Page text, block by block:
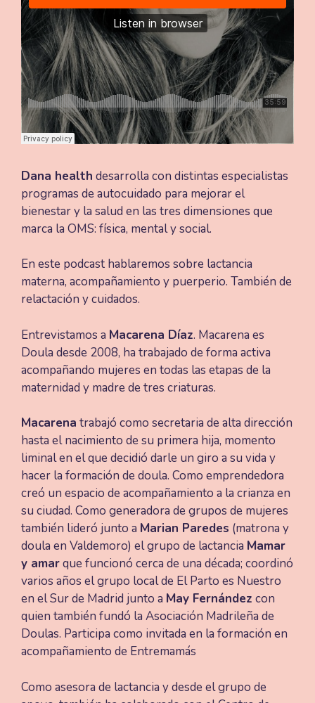
Dana health desarrolla con distintas especialistas
programas de autocuidado para mejorar el
bienestar y la salud en las tres dimensiones que
marca la OMS: física, mental y social.
En este podcast hablaremos sobre lactancia
materna, acompañamiento y puerperio. También de
relactación y cuidados.
Entrevistamos a Macarena Díaz. Macarena es
Doula desde 2008, ha trabajado de forma activa
acompañando mujeres en todas las etapas de la
maternidad y madre de tres criaturas.
Macarena trabajó como secretaria de alta dirección
hasta el nacimiento de su primera hija, momento
liminal en el que decidió darle un giro a su vida y
hacer la formación de doula. Como emprendedora
creó un espacio de acompañamiento a la crianza en
su ciudad. Como generadora de grupos de mujeres
también lideró junto a Marian Paredes (matrona y
doula en Valdemoro) el grupo de lactancia Mamar
y amarque funcionó cerca de una década; coordinó
varios años el grupo local de El Parto es Nuestro
en el Sur de Madrid junto a May Fernández con
quien también fundó la Asociación Madrileña de
Doulas. Participa como invitada en la formación en
acompañamiento de Entremamás
Como asesora de lactancia y desde el grupo de